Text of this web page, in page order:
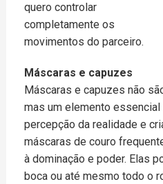
quero controlar
completamente os
movimentos do parceiro.
Máscaras e capuzes
Máscaras e capuzes não
mas um elemento
percepção da realidade e
máscaras de couro
à dominação e poder. Elas
boca ou até mesmo todo o